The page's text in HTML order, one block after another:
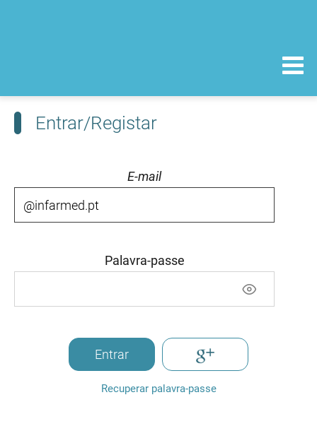
Entrar/Registar
E-mail
Palavra-passe
Entrar
Recuperar palavra-passe